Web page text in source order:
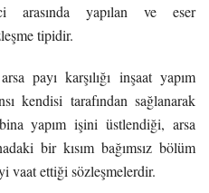
arasında yapılan ve eser
tipidir.
payı karşılığı inşaat yapım
kendisi tarafından sağlanarak
yapım işini üstlendiği, arsa
bir kısım bağımsız bölüm
vaat ettiği sözleşmelerdir.